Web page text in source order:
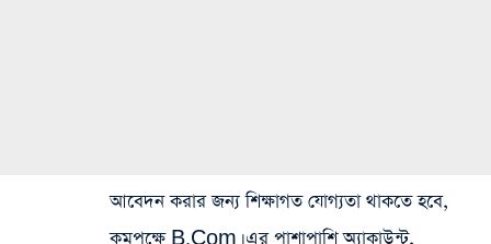
আবেদন করার জন্য শিক্ষাগত যোগ্যতা থাকতে হবে,